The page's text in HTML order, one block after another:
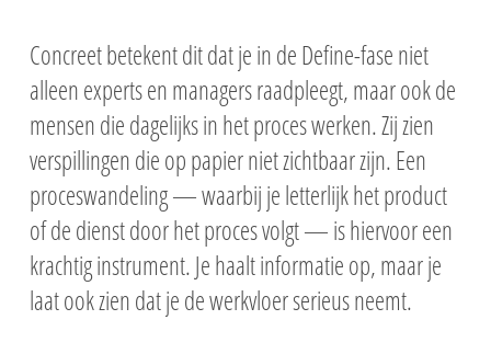
Concreet betekent dit dat je in de Define-fase niet
alleen experts en managers raadpleegt, maar ook de
mensen die dagelijks in het proces werken. Zij zien
verspillingen die op papier niet zichtbaar zijn. Een
proceswandeling — waarbij je letterlijk het product
of de dienst door het proces volgt — is hiervoor een
krachtig instrument. Je haalt informatie op, maar je
laat ook zien dat je de werkvloer serieus neemt.